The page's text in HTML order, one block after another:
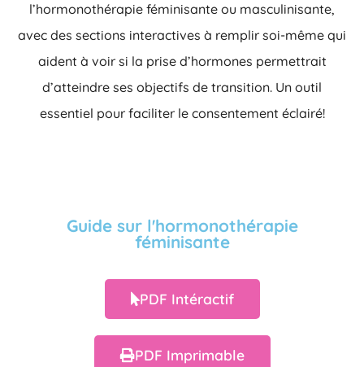
l’hormonothérapie féminisante ou masculinisante,
avec des sections interactives à remplir soi-même qui
aident à voir si la prise d’hormones permettrait
d’atteindre ses objectifs de transition. Un outil
essentiel pour faciliter le consentement éclairé!
Guide sur l'hormonothérapie
féminisante
PDF Intéractif
PDF Imprimable